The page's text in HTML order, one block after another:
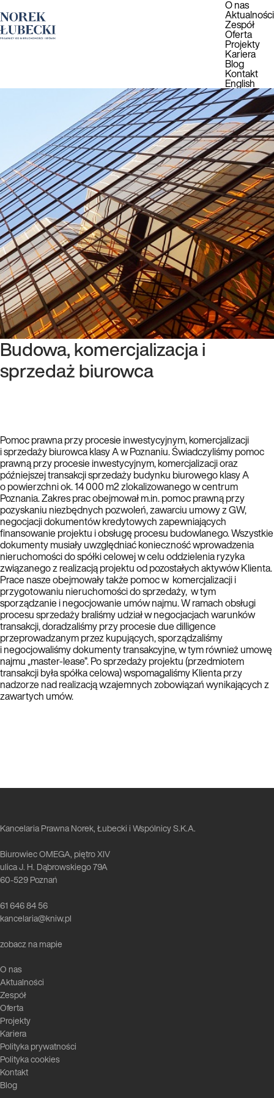
O nas
Aktualności
Zespół
Oferta
Projekty
Kariera
Blog
Kontakt
English
Budowa, komercjalizacja i
sprzedaż biurowca
Pomoc prawna przy procesie inwestycyjnym, komercjalizacji
i sprzedaży biurowca klasy A w Poznaniu. Świadczyliśmy pomoc
prawną przy procesie inwestycyjnym, komercjalizacji oraz
późniejszej transakcji sprzedaży budynku biurowego klasy A
o powierzchni ok. 14 000 m2 zlokalizowanego w centrum
Poznania. Zakres prac obejmował m.in. pomoc prawną przy
pozyskaniu niezbędnych pozwoleń, zawarciu umowy z GW,
negocjacji dokumentów kredytowych zapewniających
finansowanie projektu i obsługę procesu budowlanego. Wszystkie
dokumenty musiały uwzględniać konieczność wprowadzenia
nieruchomości do spółki celowej w celu oddzielenia ryzyka
związanego z realizacją projektu od pozostałych aktywów Klienta.
Prace nasze obejmowały także pomoc w komercjalizacji i
przygotowaniu nieruchomości do sprzedaży, w tym
sporządzanie i negocjowanie umów najmu. W ramach obsługi
procesu sprzedaży braliśmy udział w negocjacjach warunków
transakcji, doradzaliśmy przy procesie due dilligence
przeprowadzanym przez kupujących, sporządzaliśmy
i negocjowaliśmy dokumenty transakcyjne, w tym również umowę
najmu „master-lease”. Po sprzedaży projektu (przedmiotem
transakcji była spółka celowa) wspomagaliśmy Klienta przy
nadzorze nad realizacją wzajemnych zobowiązań wynikających z
zawartych umów.
Kancelaria Prawna Norek, Łubecki i Wspólnicy S.K.A.
Biurowiec OMEGA, piętro XIV
ulica J. H. Dąbrowskiego 79A
60-529 Poznań
61 646 84 56
kancelaria@kniw.pl
zobacz na mapie
O nas
Aktualności
Zespół
Oferta
Projekty
Kariera
Polityka prywatności
Polityka cookies
Kontakt
Blog